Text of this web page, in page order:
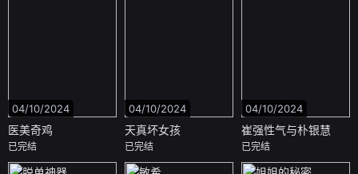
04/10/2024
医美奇鸡
已完结
04/10/2024
天真坏女孩
已完结
04/10/2024
崔强性气与朴银慧
已完结